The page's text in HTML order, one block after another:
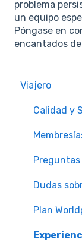
problema
un equipo
Póngase en
encantados
Viajero
Calidad y
Dudas
Plan